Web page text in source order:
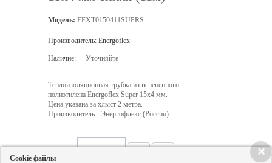
Модель: EFXT0150411SUPRS
Производитель: Energoflex
Наличие: Уточняйте
Теплоизоляционная трубка из вспененного
полиэтилена Energoflex Super 15х4 мм.
Цена указана за хлыст 2 метра.
Производитель - Энергофлекс (Россия).
Кол-во: ×
Cookie файлы